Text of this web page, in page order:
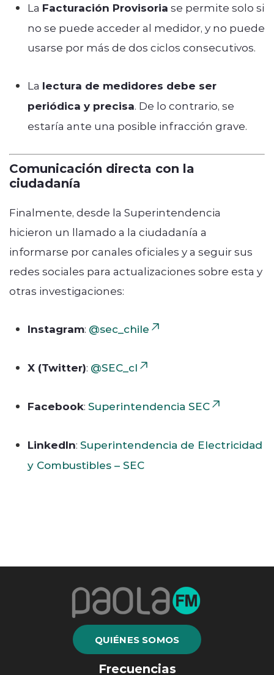
La Facturación Provisoria se permite solo si
no se puede acceder al medidor, y no puede
usarse por más de dos ciclos consecutivos.
La lectura de medidores debe ser
periódica y precisa. De lo contrario, se
estaría ante una posible infracción grave.
Comunicación directa con la
ciudadanía
Finalmente, desde la Superintendencia
hicieron un llamado a la ciudadanía a
informarse por canales oficiales y a seguir sus
redes sociales para actualizaciones sobre esta y
otras investigaciones:
Instagram: @sec_chile
X (Twitter): @SEC_cl
Facebook: Superintendencia SEC
LinkedIn: Superintendencia de Electricidad
y Combustibles – SEC
QUIÉNES SOMOS
Frecuencias